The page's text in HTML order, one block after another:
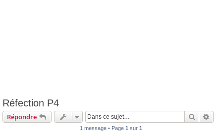
Réfection P4
Répondre
1 message • Page 1 sur 1